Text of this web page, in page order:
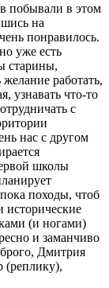
побывали в этом
на
понравилось.
уже есть
старины,
работать,
узнавать что-то
с
нас с другом
школы
походы, чтоб
исторические
(и ногами)
и заманчиво
Дмитрия
(реплику),